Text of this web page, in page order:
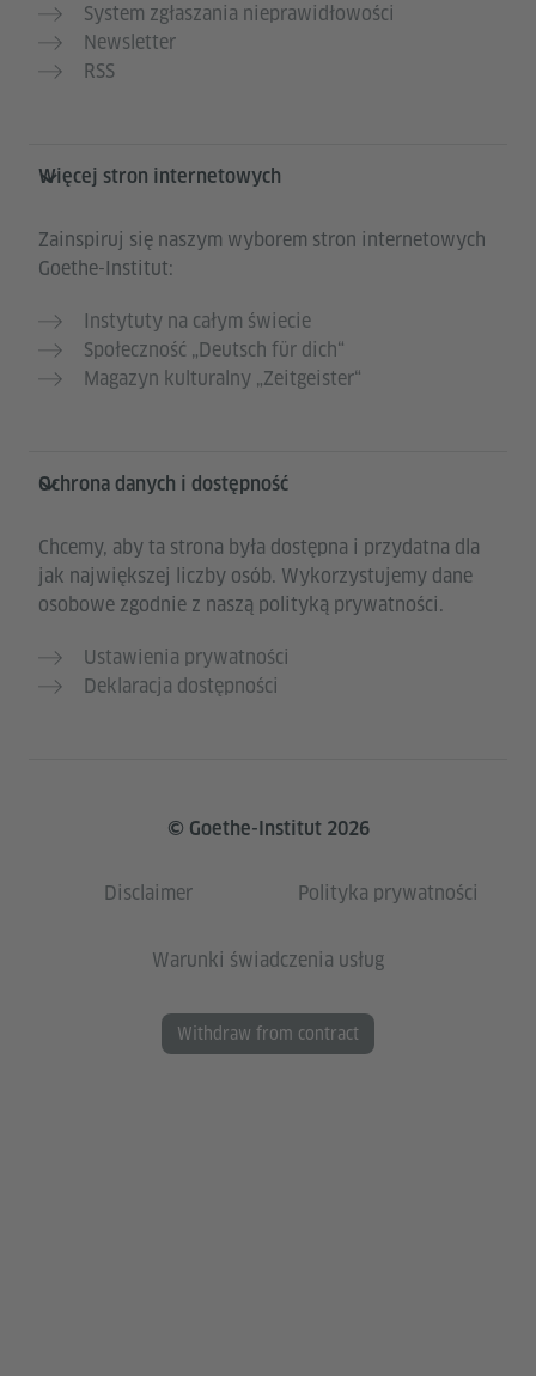
System zgłaszania nieprawidłowości
Newsletter
RSS
Więcej stron internetowych
Zainspiruj się naszym wyborem stron internetowych
Goethe-Institut:
Instytuty na całym świecie
Społeczność „Deutsch für dich“
Magazyn kulturalny „Zeitgeister“
Ochrona danych i dostępność
Chcemy, aby ta strona była dostępna i przydatna dla
jak największej liczby osób. Wykorzystujemy dane
osobowe zgodnie z naszą polityką prywatności.
Ustawienia prywatności
Deklaracja dostępności
© Goethe-Institut 2026
Disclaimer Polityka prywatności
Warunki świadczenia usług
Withdraw from contract